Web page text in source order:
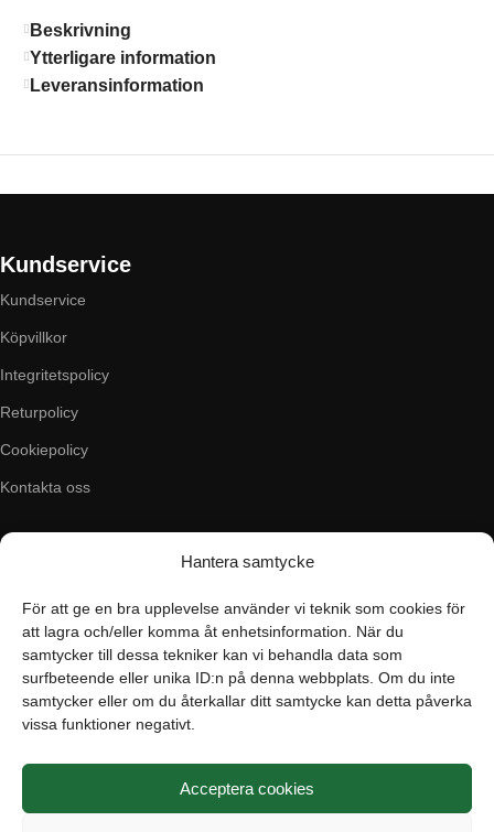
Hantera samtycke
För att ge en bra upplevelse använder vi teknik som cookies för
att lagra och/eller komma åt enhetsinformation. När du
samtycker till dessa tekniker kan vi behandla data som
surfbeteende eller unika ID:n på denna webbplats. Om du inte
samtycker eller om du återkallar ditt samtycke kan detta påverka
vissa funktioner negativt.
Acceptera cookies
Beskrivning
Ytterligare information
Leveransinformation
Kundservice
Kundservice
Köpvillkor
Integritetspolicy
Returpolicy
Cookiepolicy
Kontakta oss
Butiken i Vellinge
Artiklar
Grain till gram-kalkylator
Kategorier
Jakt & fiske
Handladdning
Optik
Betalning